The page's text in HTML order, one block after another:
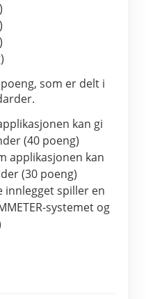
som er delt i
kan gi
(40 poeng)
applikasjonen kan
(30 poeng)
innlegget spiller en
systemet og